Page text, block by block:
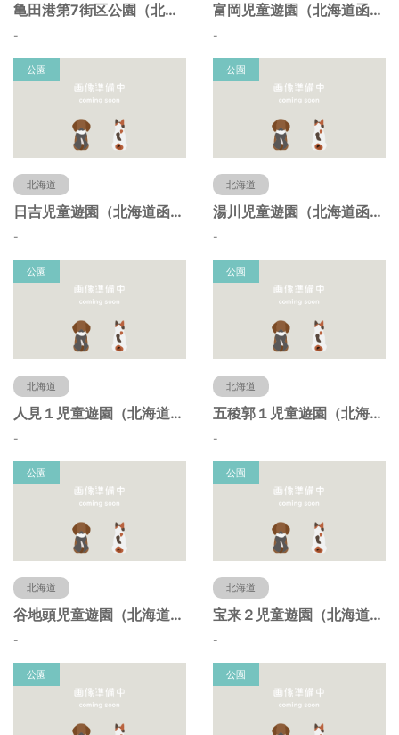
亀田港第7街区公園（北海道函館市）
-
富岡児童遊園（北海道函館市）
-
公園
北海道
日吉児童遊園（北海道函館市）
-
公園
北海道
湯川児童遊園（北海道函館市）
-
公園
北海道
人見１児童遊園（北海道函館市）
-
公園
北海道
五稜郭１児童遊園（北海道函館市）
-
公園
北海道
谷地頭児童遊園（北海道函館市）
-
公園
北海道
宝来２児童遊園（北海道函館市）
-
公園 公園